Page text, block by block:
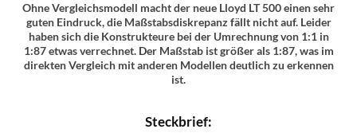
Ohne Vergleichsmodell macht der neue Lloyd LT 500 einen sehr
guten Eindruck, die Maßstabsdiskrepanz fällt nicht auf. Leider
haben sich die Konstrukteure bei der Umrechnung von 1:1 in
1:87 etwas verrechnet. Der Maßstab ist größer als 1:87, was im
direkten Vergleich mit anderen Modellen deutlich zu erkennen
ist.
Steckbrief: